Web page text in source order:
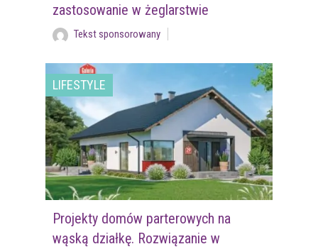
zastosowanie w żeglarstwie
Tekst sponsorowany
LIFESTYLE
Projekty domów parterowych na
wąską działkę. Rozwiązanie w